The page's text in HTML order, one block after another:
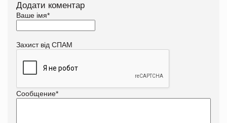
Додати коментар
Ваше імя*
Захист від СПАМ
Сообщение*